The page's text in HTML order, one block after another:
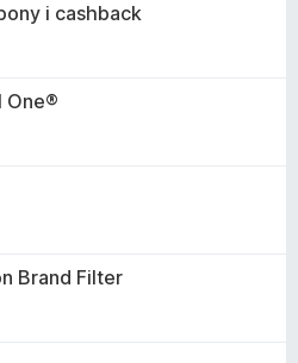
i cashback
One®
Brand Filter